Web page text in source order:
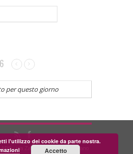
per questo giorno
APS - via Zara, 58 56024 Corazzano
l'utilizzo dei cookie da parte nostra.
Accetto